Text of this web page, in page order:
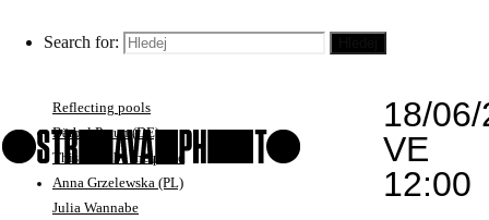
Search for:
18/
VE
12:00
Iren Stehli (CH)
Krejčí Sláma
Reflecting pools
Bärbel Praun (DE)
This must be the place
Anna Grzelewska (PL)
Julia Wannabe